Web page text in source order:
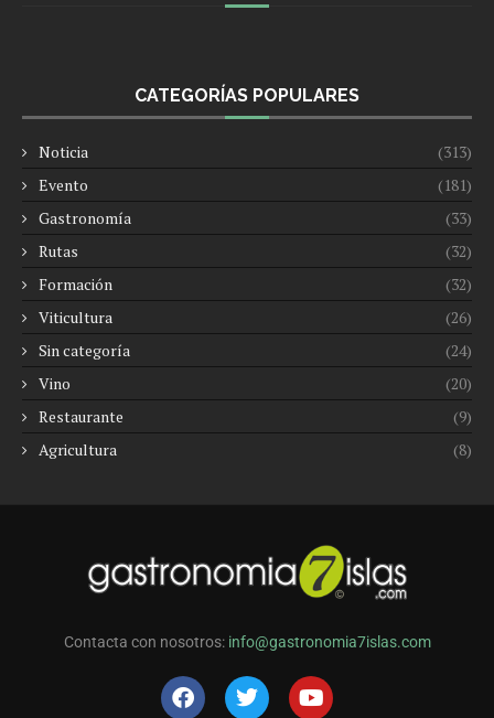
CATEGORÍAS POPULARES
Noticia
(313)
Evento
(181)
Gastronomía
(33)
Rutas
(32)
Formación
(32)
Viticultura
(26)
Sin categoría
(24)
Vino
(20)
Restaurante
(9)
Agricultura
(8)
Contacta con nosotros: info@gastronomia7islas.com